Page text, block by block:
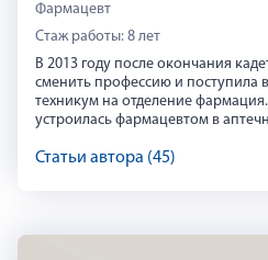
Фармацевт
Стаж работы: 8 лет
В 2013 году после окончания
сменить профессию и поступила
техникум на отделение
устроилась фармацевтом в
ежедневных обучений и высокой
научила меня не бояться и
Статьи автора (45)